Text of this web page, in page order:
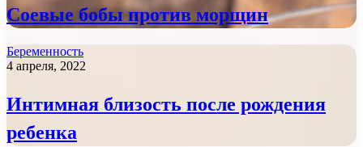
Соевые бобы против морщин
Беременность
4 апреля, 2022
Интимная близость после рождения
ребенка